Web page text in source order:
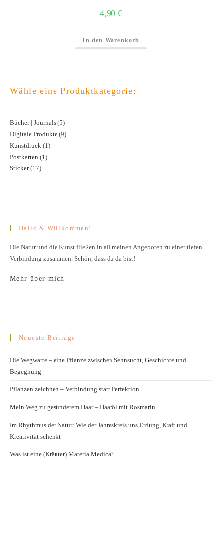
4,90 €
In den Warenkorb
Wähle eine Produktkategorie:
Bücher | Journals 55
Produkte
Digitale Produkte 99
Kunstdruck 1 1
Postkarten 1 1
Sticker 1717
Hallo & Willkommen!
Die Natur und die Kunst fließen in all meinen Angeboten zu einer tiefen
Verbindung zusammen. Schön, dass du da bist!
Mehr über mich
Neueste Beiträge
Die Wegwarte – eine Pflanze zwischen Sehnsucht, Geschichte und
Begegnung
Pflanzen zeichnen – Verbindung statt Perfektion
Mein Weg zu gesünderem Haar – Haaröl mit Rosmarin
Im Rhythmus der Natur: Wie der Jahreskreis uns Erdung, Kraft und
Kreativität schenkt
Was ist eine (Kräuter) Materia Medica?